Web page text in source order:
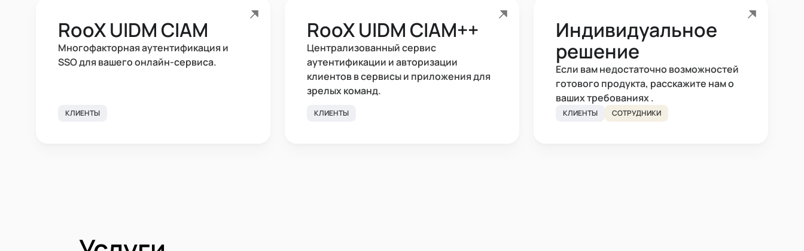
RooX UIDM CIAM
Многофакторная аутентификация и
SSO для вашего онлайн-сервиса.
КЛИЕНТЫ
RooX UIDM CIAM++
Централизованный сервис
аутентификации и авторизации
клиентов в сервисы и приложения для
зрелых команд.
КЛИЕНТЫ
Индивидуальное
решение
Если вам недостаточно возможностей
готового продукта, расскажите нам о
ваших требованиях .
КЛИЕНТЫ СОТРУДНИКИ